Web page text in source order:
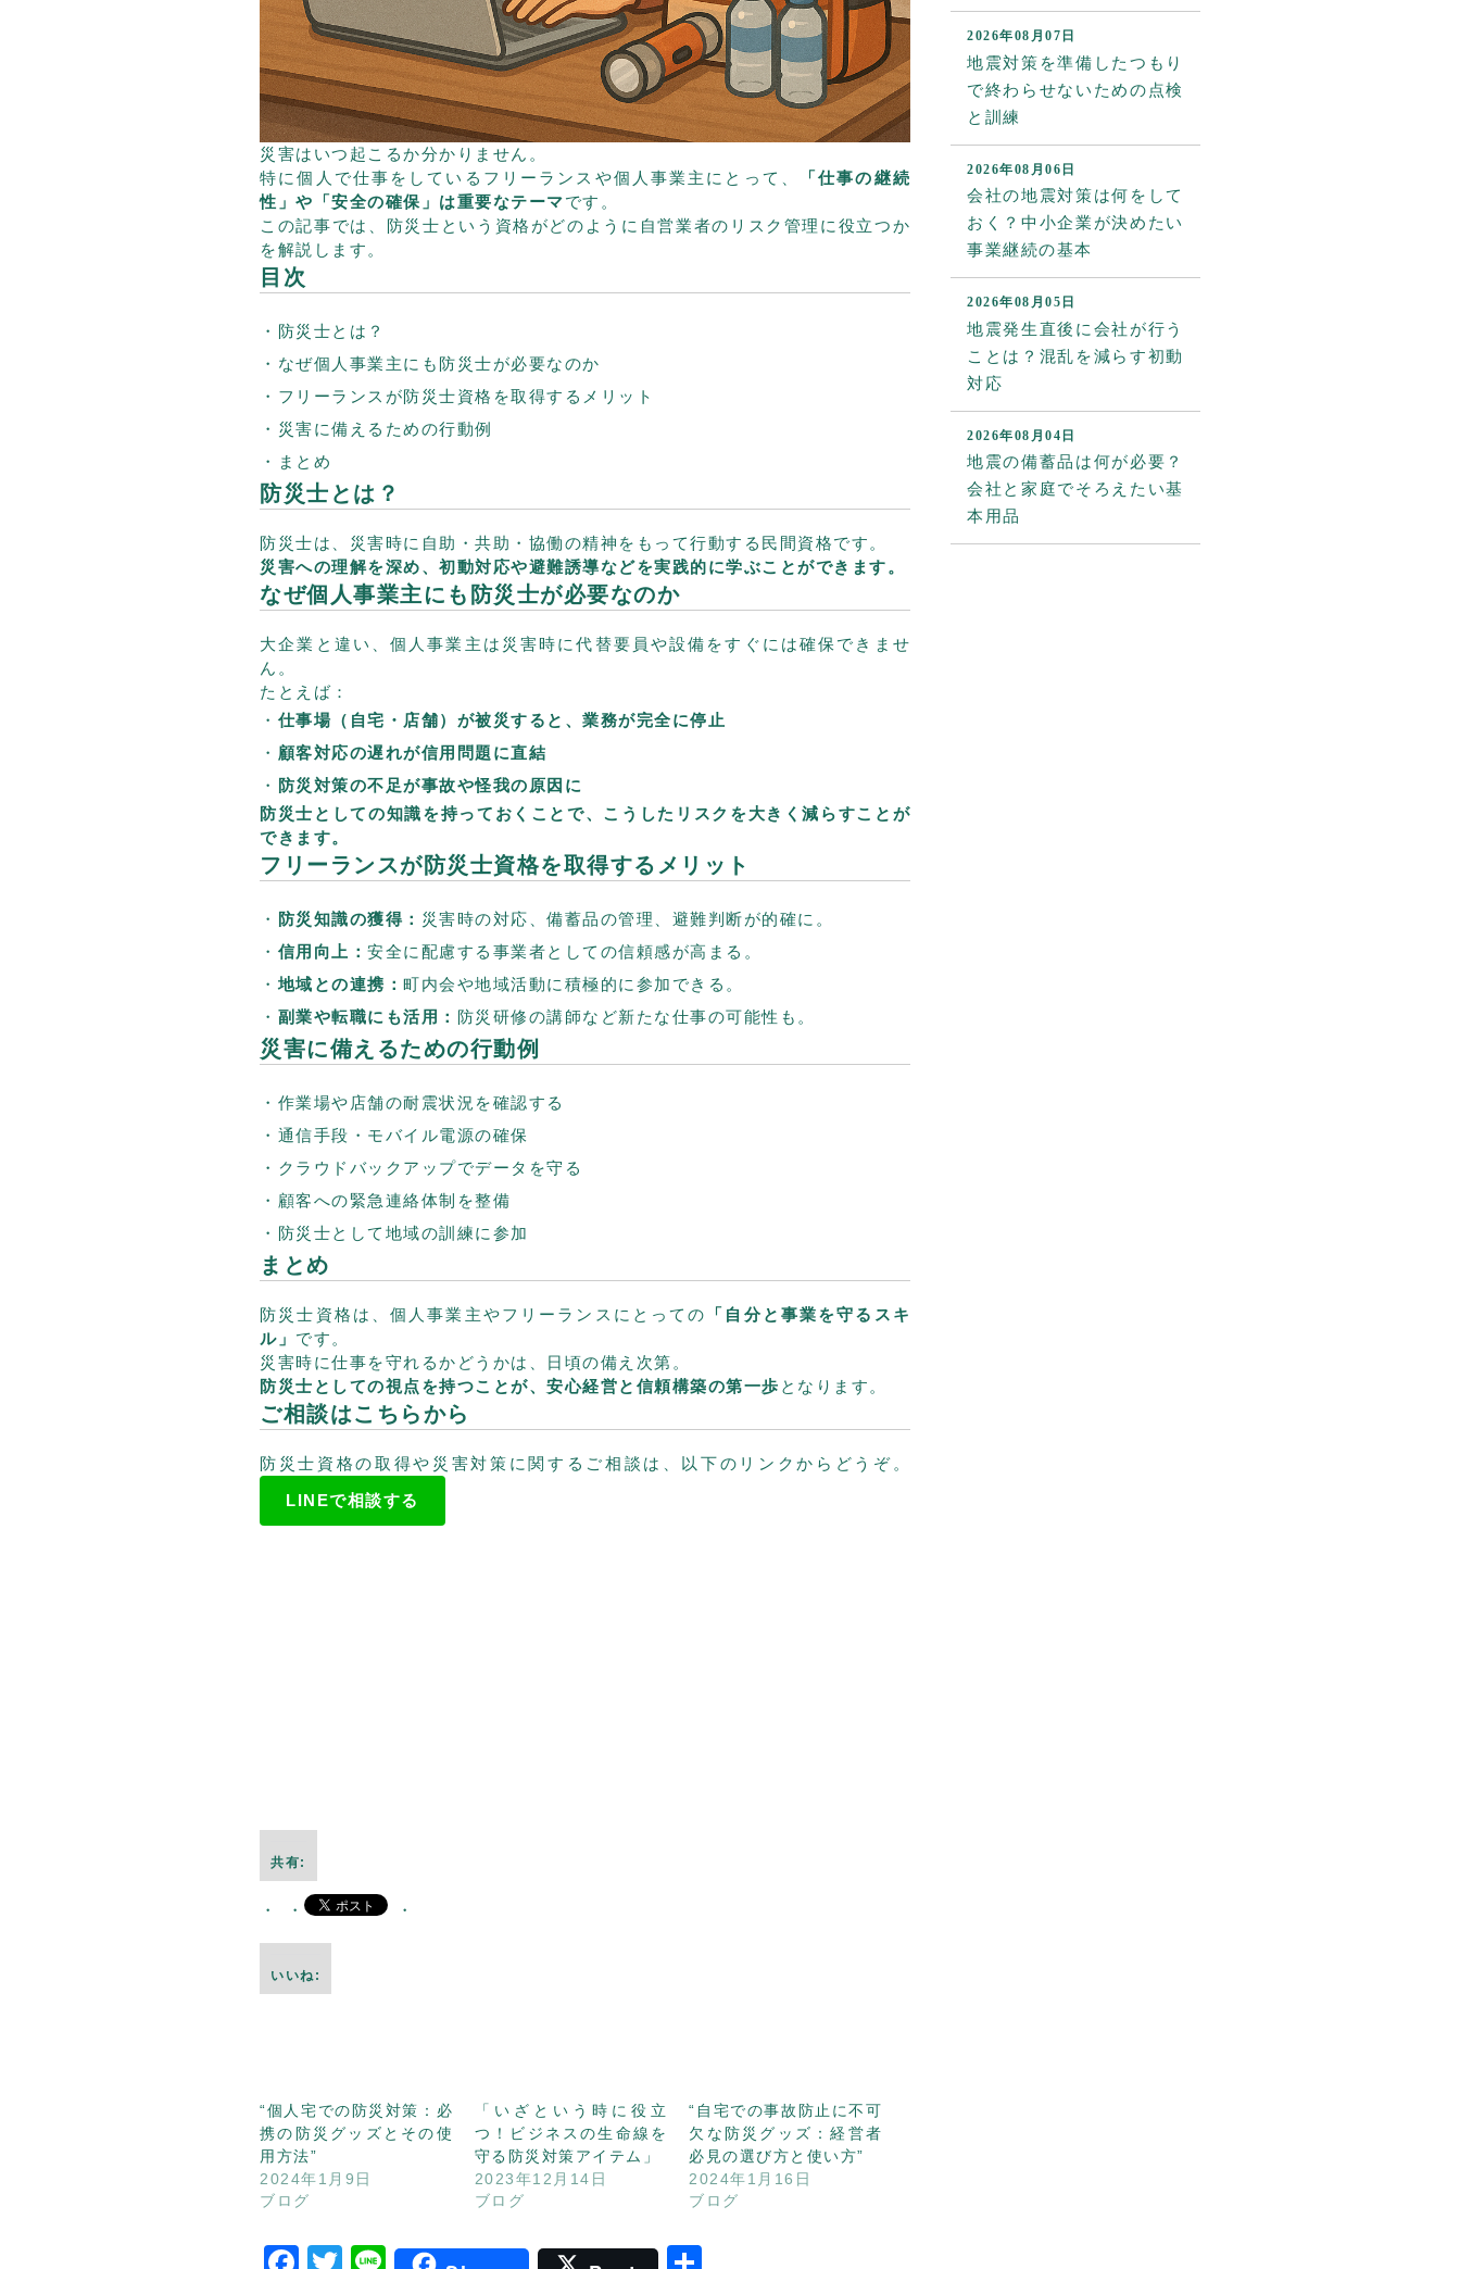
災害はいつ起こるか分かりません。
特に個人で仕事をしているフリーランスや個人事業主にとって、
「仕事の継続
性」や「安全の確保」は重要なテーマです。
この記事では、防災士という資格がどのように自営業者のリスク管理に役立つか
を解説します。
目次
防災士とは？
なぜ個人事業主にも防災士が必要なのか
フリーランスが防災士資格を取得するメリット
災害に備えるための行動例
まとめ
防災士とは？
防災士は、災害時に自助・共助・協働の精神をもって行動する民間資格です。
災害への理解を深め、初動対応や避難誘導などを実践的に学ぶことができます。
なぜ個人事業主にも防災士が必要なのか
大企業と違い、個人事業主は災害時に代替要員や設備をすぐには確保できませ
ん。
たとえば：
仕事場（自宅・店舗）が被災すると、業務が完全に停止
顧客対応の遅れが信用問題に直結
防災対策の不足が事故や怪我の原因に
防災士としての知識を持っておくことで、こうしたリスクを大きく減らすことが
できます。
フリーランスが防災士資格を取得するメリット
防災知識の獲得： 災害時の対応、備蓄品の管理、避難判断が的確に。
信用向上：安全に配慮する事業者としての信頼感が高まる。
地域との連携：町内会や地域活動に積極的に参加できる。
副業や転職にも活用： 防災研修の講師など新たな仕事の可能性も。
災害に備えるための行動例
作業場や店舗の耐震状況を確認する
通信手段・モバイル電源の確保
クラウドバックアップでデータを守る
顧客への緊急連絡体制を整備
防災士として地域の訓練に参加
まとめ
防災士資格は、個人事業主やフリーランスにとっての
「自分と事業を守るスキ
ル」 です。
災害時に仕事を守れるかどうかは、日頃の備え次第。
防災士としての視点を持つことが、安心経営と信頼構築の第一歩 となります。
ご相談はこちらから
防災士資格の取得や災害対策に関するご相談は、以下のリンクからどうぞ。
LINEで相談する
共有:
いいね:
“個人宅での防災対策：必
携の防災グッズとその使
用方法”
2024年1月9日
ブログ
「いざという時に役立
つ！ビジネスの生命線を
守る防災対策アイテム」
2023年12月14日
ブログ
“自宅での事故防止に不可
欠な防災グッズ：経営者
必見の選び方と使い方”
2024年1月16日
ブログ
2026年08月07日
地震対策を準備したつもり
で終わらせないための点検
と訓練
2026年08月06日
会社の地震対策は何をして
おく？中小企業が決めたい
事業継続の基本
2026年08月05日
地震発生直後に会社が行う
ことは？混乱を減らす初動
対応
2026年08月04日
地震の備蓄品は何が必要？
会社と家庭でそろえたい基
本用品